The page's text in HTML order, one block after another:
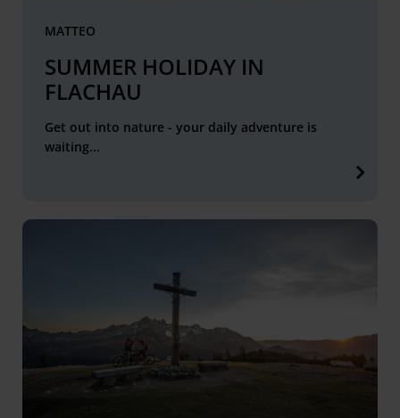
MATTEO
SUMMER HOLIDAY IN
FLACHAU
Get out into nature - your daily adventure is
waiting...